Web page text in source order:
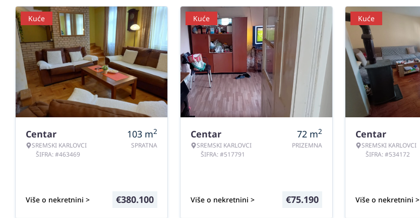
Kuće
Centar
SREMSKI KARLOVCI
ŠIFRA: #463469
103 m2
SPRATNA
Više o nekretnini > €380.100
Kuće
Centar
SREMSKI KARLOVCI
ŠIFRA: #517791
72 m2
PRIZEMNA
Više o nekretnini > €75.190
Kuće
Centar
SREMSKI KARLOVCI
ŠIFRA: #534172
Više o nekretnini >